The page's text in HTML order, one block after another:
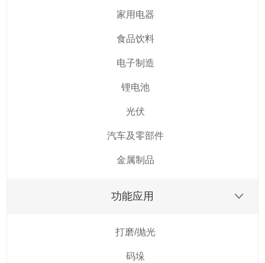
家用电器
食品饮料
电子制造
锂电池
光伏
汽车及零部件
金属制品
功能应用
打磨/抛光
码垛